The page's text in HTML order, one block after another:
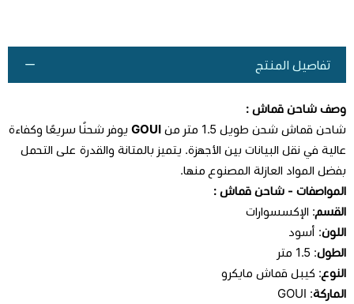
تفاصيل المنتج
وصف شاحن قماش :
شاحن قماش شحن طويل 1.5 متر من GOUI يوفر شحنًا سريعًا وكفاءة
عالية في نقل البيانات بين الأجهزة. يتميز بالمتانة والقدرة على التحمل
بفضل المواد العازلة المصنوع منها.
المواصفات - شاحن قماش :
القسم: الإكسسوارات
اللون: أسود
الطول: 1.5 متر
النوع: كيبل قماش مايكرو
الماركة: GOUI